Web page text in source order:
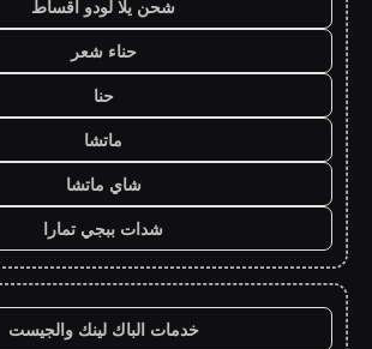
شحن يلا لودو اقساط
حناء شعر
حنا
ماتشا
شاي ماتشا
شدات ببجي تمارا
خدمات الباك لينك والجيست